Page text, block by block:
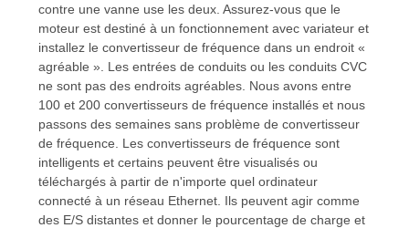
contre une vanne use les deux. Assurez-vous que le
moteur est destiné à un fonctionnement avec variateur et
installez le convertisseur de fréquence dans un endroit «
agréable ». Les entrées de conduits ou les conduits CVC
ne sont pas des endroits agréables. Nous avons entre
100 et 200 convertisseurs de fréquence installés et nous
passons des semaines sans problème de convertisseur
de fréquence. Les convertisseurs de fréquence sont
intelligents et certains peuvent être visualisés ou
téléchargés à partir de n'importe quel ordinateur
connecté à un réseau Ethernet. Ils peuvent agir comme
des E/S distantes et donner le pourcentage de charge et